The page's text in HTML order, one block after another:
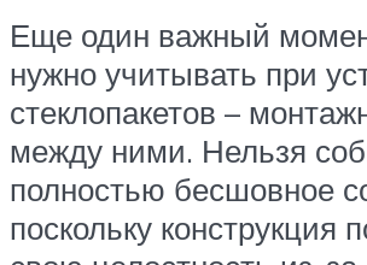
Еще один важный
нужно учитывать при
стеклопакетов –
между ними. Нельзя
полностью бесшовное
поскольку конструкция